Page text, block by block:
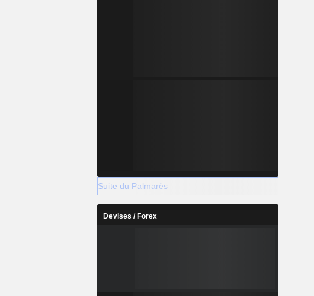
Suite du Palmarès
Devises / Forex